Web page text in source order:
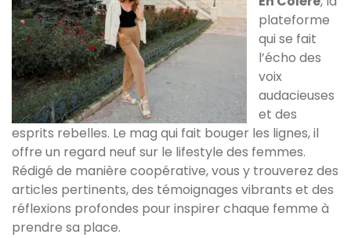
plateforme
qui se fait
l’écho des
voix
audacieuses
et des
esprits rebelles. Le mag qui fait bouger les lignes, il
offre un regard neuf sur le lifestyle des femmes.
Rédigé de manière coopérative, vous y trouverez des
articles pertinents, des témoignages vibrants et des
réflexions profondes pour inspirer chaque femme à
prendre sa place.